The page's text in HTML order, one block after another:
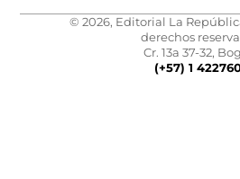
© 2026, Editorial La
derechos
Cr. 13a 37-32,
(+57) 1